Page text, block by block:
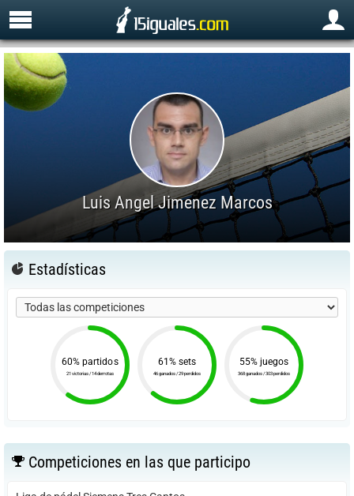
Luis Angel Jimenez Marcos
Estadísticas
60% partidos
21 victorias / 14 derrotas
61% sets
46 ganados / 29 perdidos
55% juegos
368 ganados / 303 perdidos
Competiciones en las que participo